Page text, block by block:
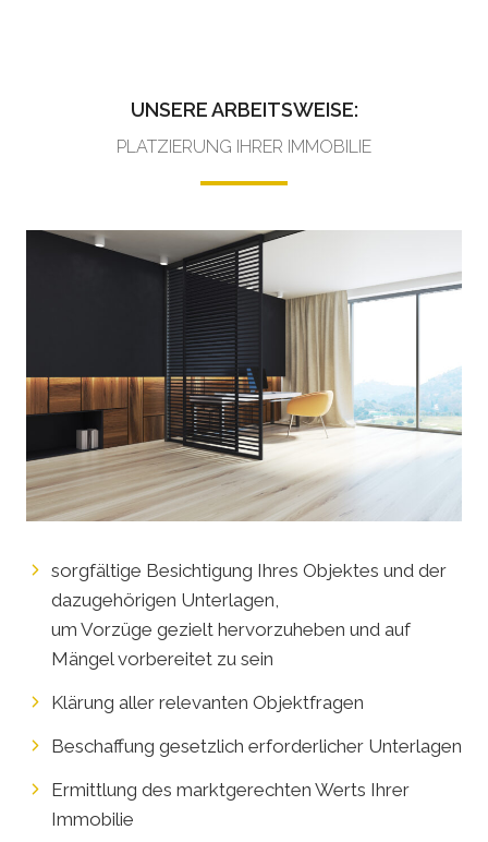
UNSERE ARBEITSWEISE:
PLATZIERUNG IHRER IMMOBILIE
sorgfältige Besichtigung Ihres Objektes und der
dazugehörigen Unterlagen,
um Vorzüge gezielt hervorzuheben und auf
Mängel vorbereitet zu sein
Klärung aller relevanten Objektfragen
Beschaffung gesetzlich erforderlicher Unterlagen
Ermittlung des marktgerechten Werts Ihrer
Immobilie